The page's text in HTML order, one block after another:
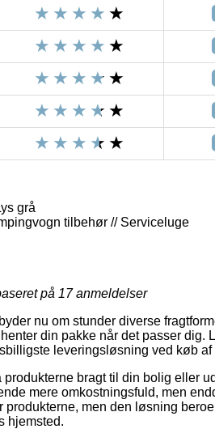
grå
tilbehør // Serviceluge
på 17anmeldelser
nu om stunder diverse
din pakke når det passer dig.
leveringsløsning ved køb af
bragt til din bolig eller
mere omkostningsfuld, men
produkterne, men den løsning
hjemsted.